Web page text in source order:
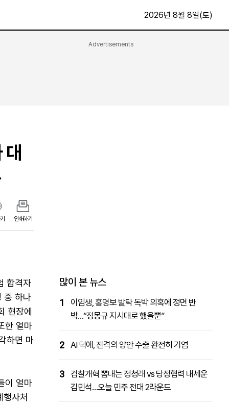
2026년 8월 8일(토)
Advertisements
인쇄하기
합격자
중 하나
현장에
한 얼마
하면 마
이 얼마
사처
많이 본 뉴스
1
이임생, 홍명보 발탁 독박 의혹에 정면 반
박…“정몽규 지시대로 했을뿐”
2 AI 덕에, 진격의 양안 수출 완전히 기염
3 검찰개혁 뽐내는 정청래 vs 당정협력 내세운
김민석…오늘 민주 전대 2라운드